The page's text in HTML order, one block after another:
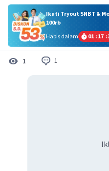
Ikuti Tryout SNBT &
100rb
Habis dalam
01 :17 :
1 1